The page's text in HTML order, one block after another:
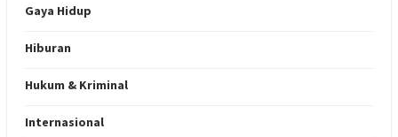
Gaya Hidup
Hiburan
Hukum & Kriminal
Internasional